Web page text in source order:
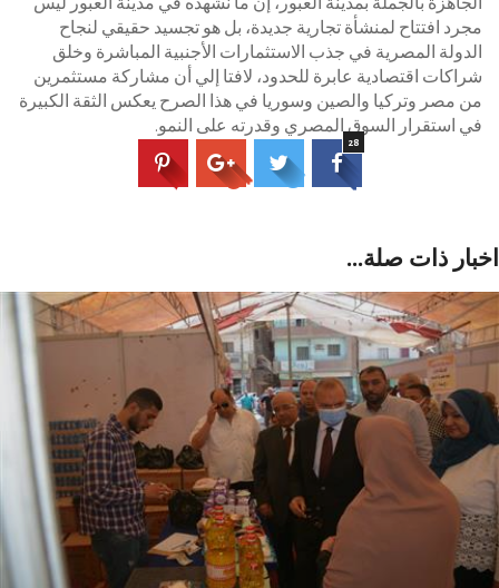
مجرد افتتاح لمنشأة تجارية جديدة، بل هو تجسيد حقيقي لنجاح
الدولة المصرية في جذب الاستثمارات الأجنبية المباشرة وخلق
شراكات اقتصادية عابرة للحدود، لافتا إلي أن مشاركة مستثمرين
من مصر وتركيا والصين وسوريا في هذا الصرح يعكس الثقة الكبيرة
في استقرار السوق المصري وقدرته على النمو.
ذات صلة...